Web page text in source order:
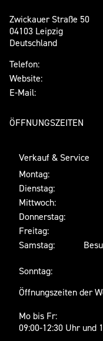
Zwickauer Straße 50
04103 Leipzig
Deutschland
Telefon:
Website:
E-Mail:
ÖFFNUNGSZEITEN
Verkauf & Service
Montag:
Dienstag:
Mittwoch:
Donnerstag:
Freitag:
Samstag:
Sonntag:
Öffnungszeiten der
Mo bis Fr:
09:00-12:30 Uhr und